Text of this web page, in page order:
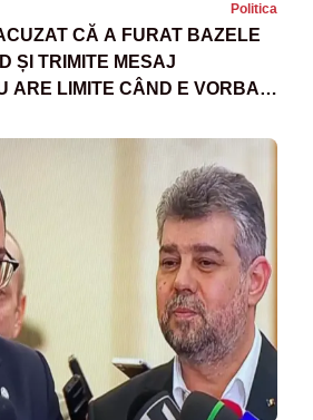
Politica
CĂ A FURAT BAZELE
ȘI TRIMITE MESAJ
ARE LIMITE CÂND E VORBA